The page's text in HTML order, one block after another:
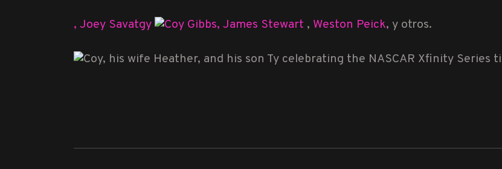
, Joey Savatgy , James Stewart , Weston Peick, y otros.